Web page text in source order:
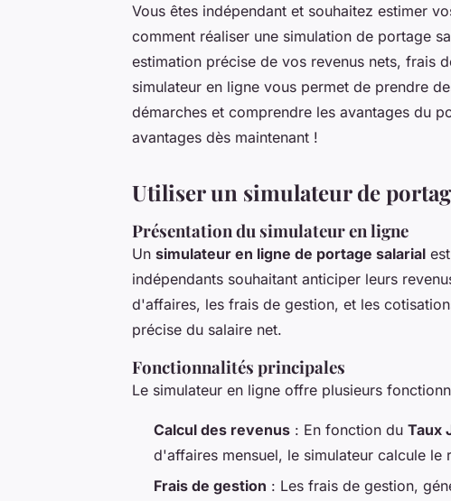
Vous êtes indépendant et souhaitez estimer
comment réaliser une simulation de portage
estimation précise de vos revenus nets, frais
simulateur en ligne vous permet de prendre
démarches et comprendre les avantages du
avantages dès maintenant !
Utiliser un simulateur de
Présentation du simulateur en ligne
Un simulateur en ligne de portage salarial
indépendants souhaitant anticiper leurs
d'affaires, les frais de gestion, et les
précise du salaire net.
Fonctionnalités principales
Le simulateur en ligne offre plusieurs
Calcul des revenus : En fonction du Taux
d'affaires mensuel, le simulateur calcule le
Frais de gestion : Les frais de gestion,